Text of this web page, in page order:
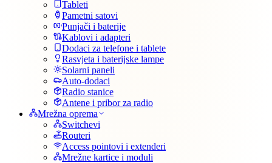
Tableti
Pametni satovi
Punjači i baterije
Kablovi i adapteri
Dodaci za telefone i tablete
Rasvjeta i baterijske lampe
Solarni paneli
Auto-dodaci
Radio stanice
Antene i pribor za radio
Mrežna oprema
Switchevi
Routeri
Access pointovi i extenderi
Mrežne kartice i moduli